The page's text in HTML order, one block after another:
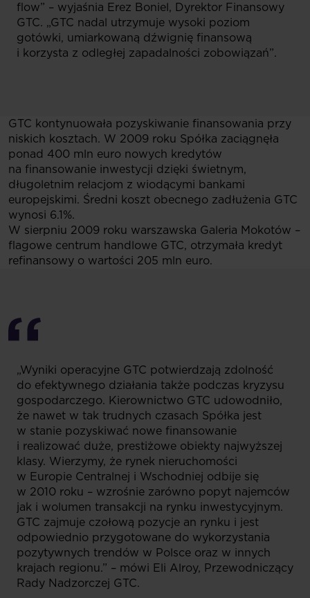
flow” – wyjaśnia Erez Boniel, Dyrektor Finansowy
GTC. „GTC nadal utrzymuje wysoki poziom
gotówki, umiarkowaną dźwignię finansową
i korzysta z odległej zapadalności zobowiązań”.
GTC kontynuowała pozyskiwanie finansowania przy
niskich kosztach. W 2009 roku Spółka zaciągnęła
ponad 400 mln euro nowych kredytów
na finansowanie inwestycji dzięki świetnym,
długoletnim relacjom z wiodącymi bankami
europejskimi. Średni koszt obecnego zadłużenia GTC
wynosi 6.1%.
W sierpniu 2009 roku warszawska Galeria Mokotów –
flagowe centrum handlowe GTC, otrzymała kredyt
refinansowy o wartości 205 mln euro.
„Wyniki operacyjne GTC potwierdzają zdolność
do efektywnego działania także podczas kryzysu
gospodarczego. Kierownictwo GTC udowodniło,
że nawet w tak trudnych czasach Spółka jest
w stanie pozyskiwać nowe finansowanie
i realizować duże, prestiżowe obiekty najwyższej
klasy. Wierzymy, że rynek nieruchomości
w Europie Centralnej i Wschodniej odbije się
w 2010 roku – wzrośnie zarówno popyt najemców
jak i wolumen transakcji na rynku inwestycyjnym.
GTC zajmuje czołową pozycje an rynku i jest
odpowiednio przygotowane do wykorzystania
pozytywnych trendów w Polsce oraz w innych
krajach regionu.” – mówi Eli Alroy, Przewodniczący
Rady Nadzorczej GTC.